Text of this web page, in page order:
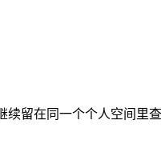
留在同一个个人空间里